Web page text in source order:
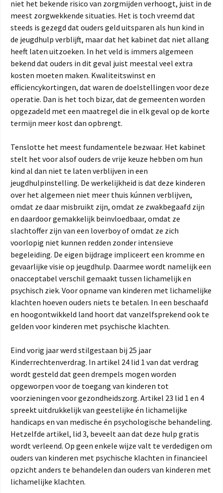
niet het bekende risico van zorgmijden verhoogt, juist in de
meest zorgwekkende situaties. Het is toch vreemd dat
steeds is gezegd dat ouders geld uitsparen als hun kind in
de jeugdhulp verblijft, maar dat het kabinet dat niet allang
heeft laten uitzoeken. In het veld is immers algemeen
bekend dat ouders in dit geval juist meestal veel extra
kosten moeten maken. Kwaliteitswinst en
efficiencykortingen, dat waren de doelstellingen voor deze
operatie. Dan is het toch bizar, dat de gemeenten worden
opgezadeld met een maatregel die in elk geval op de korte
termijn meer kost dan opbrengt.
Tenslotte het meest fundamentele bezwaar. Het kabinet
stelt het voor alsof ouders de vrije keuze hebben om hun
kind al dan niet te laten verblijven in een
jeugdhulpinstelling. De werkelijkheid is dat deze kinderen
over het algemeen niet meer thuis kúnnen verblijven,
omdat ze daar misbruikt zijn, omdat ze zwakbegaafd zijn
en daardoor gemakkelijk beinvloedbaar, omdat ze
slachtoffer zijn van een loverboy of omdat ze zich
voorlopig niet kunnen redden zonder intensieve
begeleiding. De eigen bijdrage impliceert een kromme en
gevaarlijke visie op jeugdhulp. Daarmee wordt namelijk een
onacceptabel verschil gemaakt tussen lichamelijk en
psychisch ziek. Voor opname van kinderen met lichamelijke
klachten hoeven ouders niets te betalen. In een beschaafd
en hoogontwikkeld land hoort dat vanzelfsprekend ook te
gelden voor kinderen met psychische klachten.
Eind vorig jaar werd stilgestaan bij 25 jaar
Kinderrechtenverdrag. In artikel 24 lid 1 van dat verdrag
wordt gesteld dat geen drempels mogen worden
opgeworpen voor de toegang van kinderen tot
voorzieningen voor gezondheidszorg. Artikel 23 lid 1 en 4
spreekt uitdrukkelijk van geestelijke én lichamelijke
handicaps en van medische én psychologische behandeling.
Hetzelfde artikel, lid 3, beveelt aan dat deze hulp gratis
wordt verleend. Op geen enkele wijze valt te verdedigen om
ouders van kinderen met psychische klachten in financieel
opzicht anders te behandelen dan ouders van kinderen met
lichamelijke klachten.